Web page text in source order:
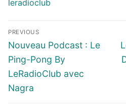
leradioclub
Navigation
de
l’article
PREVIOUS
Previous
post:
Nouveau Podcast : Le
Ping-Pong By
LeRadioClub avec
Nagra